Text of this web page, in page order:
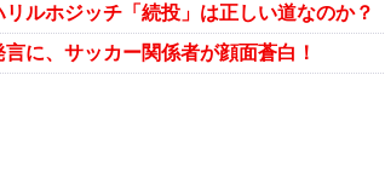
ルホジッチ「続投」は正しい道なのか？
に、サッカー関係者が顔面蒼白！